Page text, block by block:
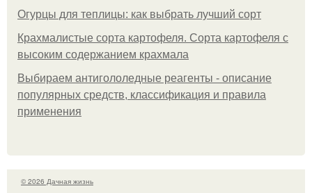
Огурцы для теплицы: как выбрать лучший сорт
Крахмалистые сорта картофеля. Сорта картофеля с
высоким содержанием крахмала
Выбираем антигололедные реагенты - описание
популярных средств, классификация и правила
применения
© 2026 Дачная жизнь